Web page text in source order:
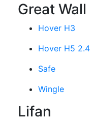
Great Wall
Hover H3
Hover H5 2.4
Safe
Wingle
Lifan